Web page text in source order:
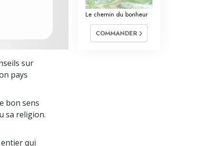
La raison de l’oppression
Les investigations
Les fondements de l’organisation
sur
pays
bon sens
sa religion.
qui
Le chemin du bonheur
COMMANDER